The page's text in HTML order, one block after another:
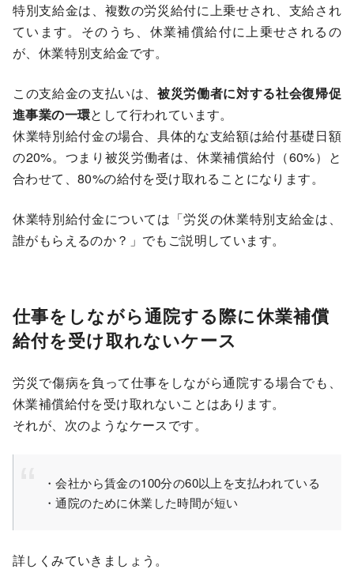
特別支給金は、複数の労災給付に上乗せされ、支給され
ています。そのうち、休業補償給付に上乗せされるの
が、休業特別支給金です。
この支給金の支払いは、被災労働者に対する社会復帰促
進事業の一環として行われています。
休業特別給付金の場合、具体的な支給額は給付基礎日額
の20%。つまり被災労働者は、休業補償給付（60%）と
合わせて、80%の給付を受け取れることになります。
休業特別給付金については「労災の休業特別支給金は、
誰がもらえるのか？ 」でもご説明しています。
仕事をしながら通院する際に休業補償
給付を受け取れないケース
労災で傷病を負って仕事をしながら通院する場合でも、
休業補償給付を受け取れないことはあります。
それが、次のようなケースです。
・会社から賃金の100分の60以上を支払われている
・通院のために休業した時間が短い
詳しくみていきましょう。